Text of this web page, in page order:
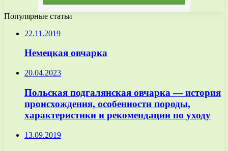
Популярные статьи
22.11.2019
Немецкая овчарка
20.04.2023
Польская подгалянская овчарка — история
происхождения, особенности породы,
характеристики и рекомендации по уходу
13.09.2019